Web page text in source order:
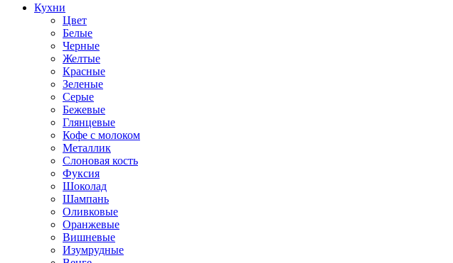
Кухни
Цвет
Белые
Черные
Желтые
Красные
Зеленые
Серые
Бежевые
Глянцевые
Кофе с молоком
Металлик
Слоновая кость
Фуксия
Шоколад
Шампань
Оливковые
Оранжевые
Вишневые
Изумрудные